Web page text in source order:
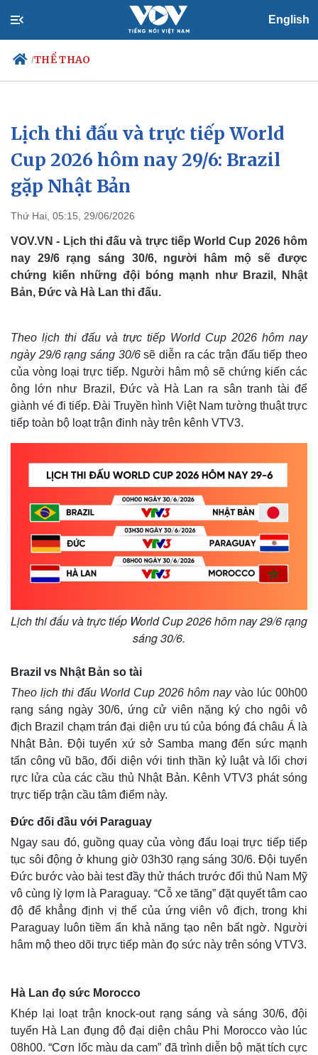
English
/THỂ THAO
Chính trị
Đảng
Tổ chức nhân sự
Quốc hội
Nhận diện sự thật
Xã hội
Tin 24h
Dự báo thời tiết
Lịch thi đấu và trực tiếp World
Cup 2026 hôm nay 29/6: Brazil
gặp Nhật Bản
Thứ Hai, 05:15, 29/06/2026
VOV.VN - Lịch thi đấu và trực tiếp World Cup 2026 hôm
nay 29/6 rạng sáng 30/6, người hâm mộ sẽ được
chứng kiến những đội bóng mạnh như Brazil, Nhật
Bản, Đức và Hà Lan thi đấu.
Theo lịch thi đấu và trực tiếp World Cup 2026 hôm nay
ngày 29/6 rạng sáng 30/6sẽ diễn ra các trận đấu tiếp theo
của vòng loại trực tiếp. Người hâm mộ sẽ chứng kiến các
ông lớn như Brazil, Đức và Hà Lan ra sân tranh tài để
giành vé đi tiếp. Đài Truyền hình Việt Nam tường thuật trực
tiếp toàn bộ loạt trận đinh này trên kênh VTV3.
Lịch thi đấu và trực tiếp World Cup 2026 hôm nay 29/6 rạng
sáng 30/6.
Brazil vs Nhật Bản so tài
Theo lịch thi đấu World Cup 2026 hôm nay vào lúc 00h00
rạng sáng ngày 30/6, ứng cử viên nặng ký cho ngôi vô
địch Brazil chạm trán đại diện ưu tú của bóng đá châu Á là
Nhật Bản. Đội tuyển xứ sở Samba mang đến sức mạnh
tấn công vũ bão, đối diện với tinh thần kỷ luật và lối chơi
rực lửa của các cầu thủ Nhật Bản. Kênh VTV3 phát sóng
trực tiếp trận cầu tâm điểm này.
Đức đối đầu với Paraguay
Ngay sau đó, guồng quay của vòng đấu loại trực tiếp tiếp
tục sôi động ở khung giờ 03h30 rạng sáng 30/6. Đội tuyển
Đức bước vào bài test đầy thử thách trước đối thủ Nam Mỹ
vô cùng lỳ lợm là Paraguay. “Cỗ xe tăng” đặt quyết tâm cao
độ để khẳng định vị thế của ứng viên vô địch, trong khi
Paraguay luôn tiềm ẩn khả năng tạo nên bất ngờ. Người
hâm mộ theo dõi trực tiếp màn đọ sức này trên sóng VTV3.
Hà Lan đọ sức Morocco
Khép lại loạt trận knock-out rạng sáng và sáng 30/6, đội
tuyển Hà Lan đụng độ đại diện châu Phi Morocco vào lúc
08h00. “Cơn lốc màu da cam” đã trình diễn bộ mặt tích cực